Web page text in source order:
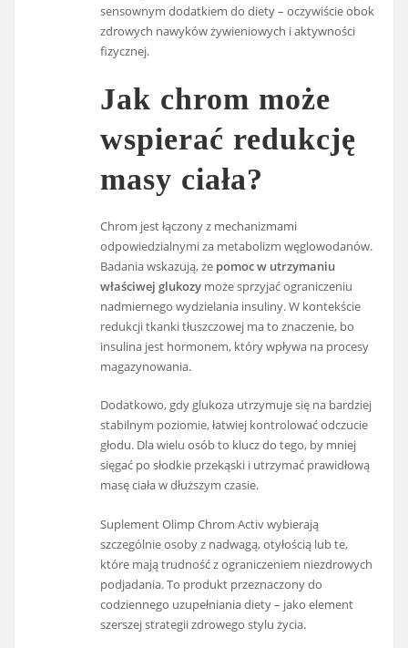
sensownym dodatkiem do diety – oczywiście obok
zdrowych nawyków żywieniowych i aktywności
fizycznej.
Jak chrom może
wspierać redukcję
masy ciała?
Chrom jest łączony z mechanizmami
odpowiedzialnymi za metabolizm węglowodanów.
Badania wskazują, że pomoc w utrzymaniu
właściwej glukozy może sprzyjać ograniczeniu
nadmiernego wydzielania insuliny. W kontekście
redukcji tkanki tłuszczowej ma to znaczenie, bo
insulina jest hormonem, który wpływa na procesy
magazynowania.
Dodatkowo, gdy glukoza utrzymuje się na bardziej
stabilnym poziomie, łatwiej kontrolować odczucie
głodu. Dla wielu osób to klucz do tego, by mniej
sięgać po słodkie przekąski i utrzymać prawidłową
masę ciała w dłuższym czasie.
Suplement Olimp Chrom Activ wybierają
szczególnie osoby z nadwagą, otyłością lub te,
które mają trudność z ograniczeniem niezdrowych
podjadania. To produkt przeznaczony do
codziennego uzupełniania diety – jako element
szerszej strategii zdrowego stylu życia.